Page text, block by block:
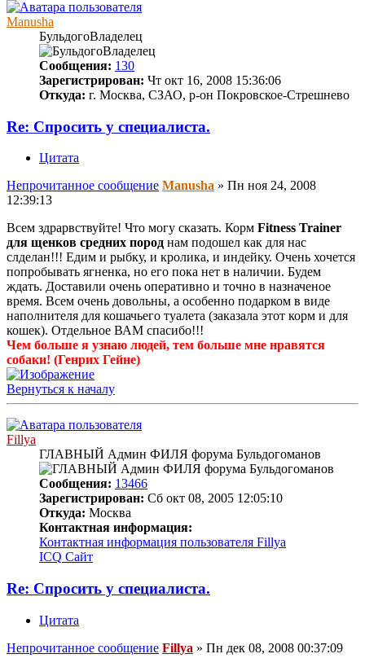
Manusha
БульдогоВладелец
Сообщения: 130
Зарегистрирован: Чт окт 16, 2008 15:36:06
Откуда: г. Москва, СЗАО, р-он Покровское-Стрешнево
Re: Спросить у специалиста.
Цитата
Непрочитанное сообщение Manusha » Пн ноя 24, 2008
12:39:13
Всем здрарвствуйте! Что могу сказать. Корм Fitness Trainer
для щенков средних пород нам подошел как для нас
слделан!!! Едим и рыбку, и кролика, и индейку. Очень хочется
попробывать ягненка, но его пока нет в наличии. Будем
ждать. Доставили очень оперативно и точно в назначеное
время. Всем очень довольны, а особенно подарком в виде
наполнителя для кошачьего туалета (заказала этот корм и для
кошек). Отдельное ВАМ спасибо!!!
Чем больше я узнаю людей, тем больше мне нравятся
собаки! (Генрих Гейне)
Вернуться к началу
Fillya
ГЛАВНЫЙ Админ ФИЛЯ форума Бульдогоманов
Сообщения: 13466
Зарегистрирован: Сб окт 08, 2005 12:05:10
Откуда: Москва
Контактная информация:
Контактная информация пользователя Fillya
ICQ Сайт
Re: Спросить у специалиста.
Цитата
Непрочитанное сообщение Fillya » Пн дек 08, 2008 00:37:09